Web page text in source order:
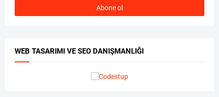
WEB TASARIMI VE SEO DANIŞMANLIĞI